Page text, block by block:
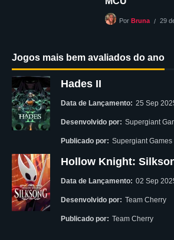
Por Bruna 29
Jogos mais bem avaliados do ano
Hades II
Data de Lançamento: 25 Sep
Desenvolvido por: Supergiant
Publicado por: Supergiant Games
Hollow Knight:
Data de Lançamento: 02 Sep
Desenvolvido por: Team Cherry
Publicado por: Team Cherry